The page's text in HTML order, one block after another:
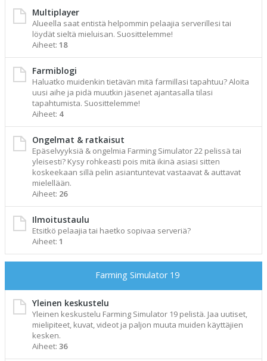
Multiplayer
Alueella saat entistä helpommin pelaajia serverillesi tai
löydät sieltä mieluisan. Suosittelemme!
Aiheet: 18
Farmiblogi
Haluatko muidenkin tietävän mitä farmillasi tapahtuu? Aloita
uusi aihe ja pidä muutkin jäsenet ajantasalla tilasi
tapahtumista. Suosittelemme!
Aiheet: 4
Ongelmat & ratkaisut
Epäselvyyksiä & ongelmia Farming Simulator 22 pelissä tai
yleisesti? Kysy rohkeasti pois mitä ikinä asiasi sitten
koskeekaan sillä pelin asiantuntevat vastaavat & auttavat
mielellään.
Aiheet: 26
Ilmoitustaulu
Etsitkö pelaajia tai haetko sopivaa serveriä?
Aiheet: 1
Farming Simulator 19
Yleinen keskustelu
Yleinen keskustelu Farming Simulator 19 pelistä. Jaa uutiset,
mielipiteet, kuvat, videot ja paljon muuta muiden käyttäjien
kesken.
Aiheet: 36